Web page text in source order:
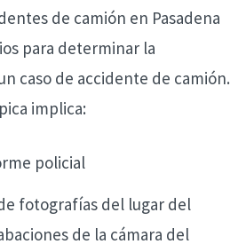
de camión en Pasadena
para determinar la
caso de accidente de camión.
implica:
policial
fotografías del lugar del
de la cámara del